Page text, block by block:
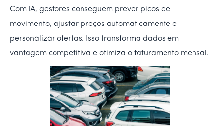
Com IA, gestores conseguem prever picos de
movimento, ajustar preços automaticamente e
personalizar ofertas. Isso transforma dados em
vantagem competitiva e otimiza o faturamento mensal.